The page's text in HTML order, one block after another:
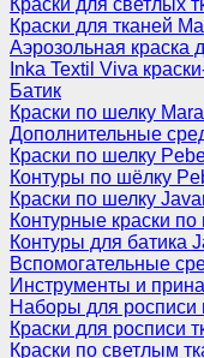
Краски для светлых
Краски для тканей
Аэрозольная краска
Inka Textil Viva
Батик
Краски по шелку
Дополнительные
Краски по шелку
Контуры по шёлку
Краски по шелку
Контурные краски
Контуры для батика
Вспомогательные
Инструменты и
Наборы для росписи
Краски для росписи
Краски по светлым